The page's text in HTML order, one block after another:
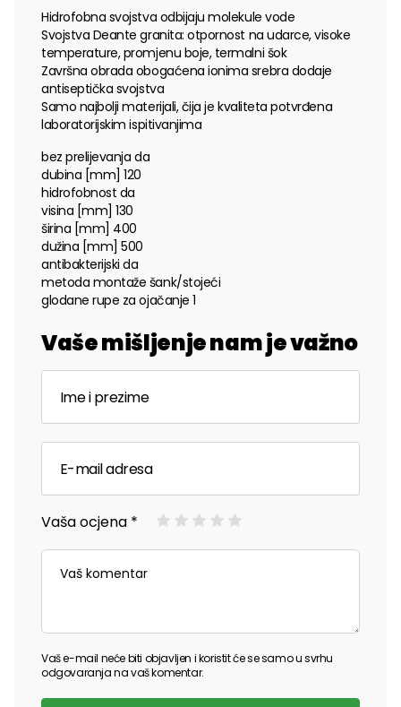
Hidrofobna svojstva odbijaju molekule vode
Svojstva Deante granita: otpornost na udarce, visoke
temperature, promjenu boje, termalni šok
Završna obrada obogaćena ionima srebra dodaje
antiseptička svojstva
Samo najbolji materijali, čija je kvaliteta potvrđena
laboratorijskim ispitivanjima
bez prelijevanja da
dubina [mm] 120
hidrofobnost da
visina [mm] 130
širina [mm] 400
dužina [mm] 500
antibakterijski da
metoda montaže šank/stojeći
glodane rupe za ojačanje 1
Vaše mišljenje nam je važno
Vaša ocjena *
Vaš e-mail neće biti objavljen i koristit će se samo u svrhu
odgovaranja na vaš komentar.